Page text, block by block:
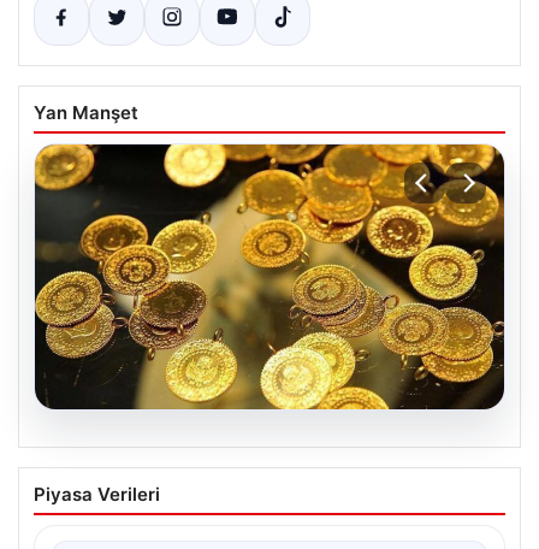
Yan Manşet
Altın fiyatları canlı 7 Nisan 2026: Altın
fiyatları bugün ne kadar oldu?
Piyasa Verileri